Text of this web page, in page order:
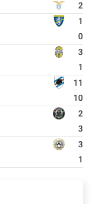
2
1
0
3
1
11
10
2
3
3
1